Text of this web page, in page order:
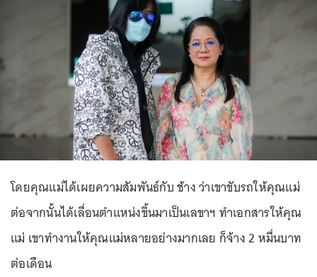
โดยคุณแม่ได้เผยความสัมพันธ์กับ ช้าง ว่าเขาขับรถให้คุณแม่
ต่อจากนั้นได้เลื่อนตำแหน่งขึ้นมาเป็นเลขาฯ ทำเอกสารให้คุณ
แม่ เขาทำงานให้คุณแม่หลายอย่างมากเลย ก็จ้าง 2 หมื่นบาท
ต่อเดือน